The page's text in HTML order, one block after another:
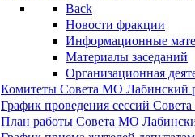
Back
Новости фракции
Информационные
Материалы заседаний
Организационная
Комитеты Совета МО Лабинский
График проведения сессий
План работы Совета МО